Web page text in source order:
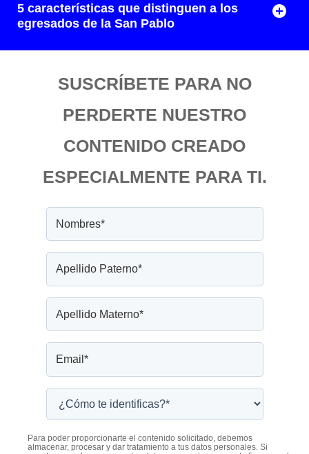
5 características que distinguen a los
egresados de la San Pablo
SUSCRÍBETE PARA NO
PERDERTE NUESTRO
CONTENIDO CREADO
ESPECIALMENTE PARA TI.
Para poder proporcionarte el contenido solicitado, debemos
almacenar, procesar y dar tratamiento a tus datos personales. Si